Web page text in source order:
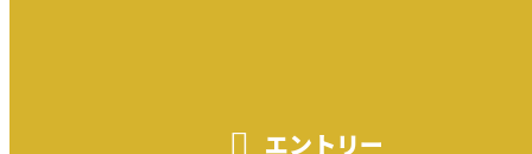
エントリー